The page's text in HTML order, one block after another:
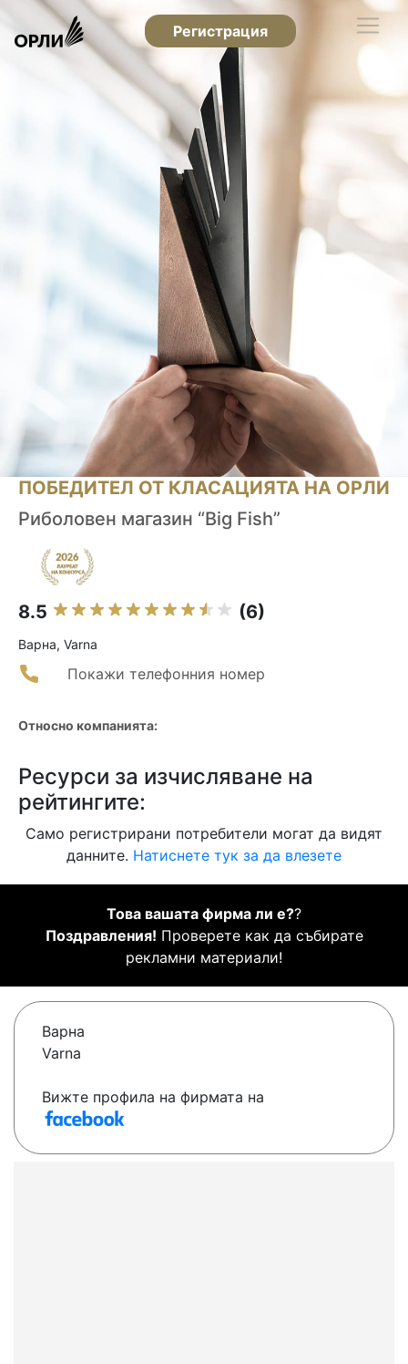
Регистрация
ПОБЕДИТЕЛ ОТ КЛАСАЦИЯТА НА ОРЛИ
Риболовен магазин “Big Fish”
8.5 (6)
Варна, Varna
Покажи телефонния номер
Относно компанията:
Ресурси за изчисляване на
рейтингите:
Само регистрирани потребители могат да видят
данните. Натиснете тук за да влезете
Това вашата фирма ли е??
Поздравления! Проверете как да събирате
рекламни материали!
Варна
Varna
Вижте профила на фирмата на